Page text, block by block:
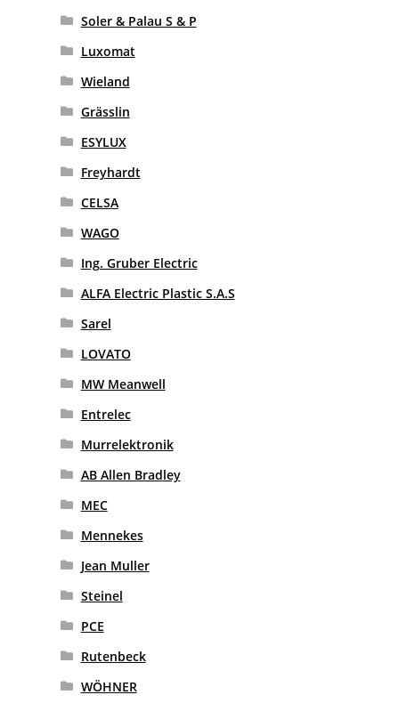
Soler & Palau S & P
Luxomat
Wieland
Grässlin
ESYLUX
Freyhardt
CELSA
WAGO
Ing. Gruber Electric
ALFA Electric Plastic S.A.S
Sarel
LOVATO
MW Meanwell
Entrelec
Murrelektronik
AB Allen Bradley
MEC
Mennekes
Jean Muller
Steinel
PCE
Rutenbeck
WÖHNER